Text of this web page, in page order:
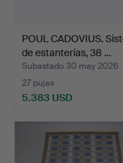
POUL CADOVIUS.
de estanterías, 38 …
Subastado 30 may 2026
27 pujas
5.383 USD